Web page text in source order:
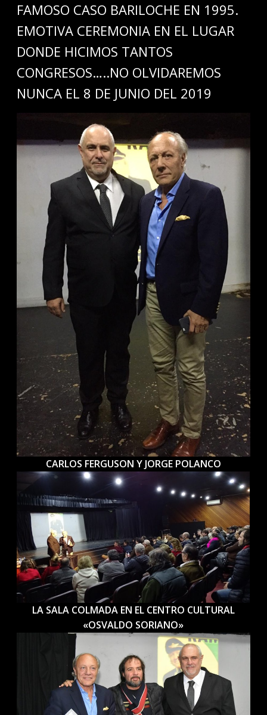
FAMOSO CASO BARILOCHE EN 1995.
EMOTIVA CEREMONIA EN EL LUGAR
DONDE HICIMOS TANTOS
CONGRESOS…..NO OLVIDAREMOS
NUNCA EL 8 DE JUNIO DEL 2019
CARLOS FERGUSON Y JORGE POLANCO
LA SALA COLMADA EN EL CENTRO CULTURAL
«OSVALDO SORIANO»